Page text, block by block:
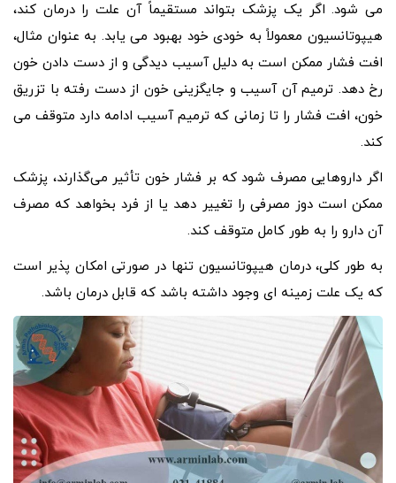
می شود. اگر یک پزشک بتواند مستقیماً آن علت را درمان کند،
هیپوتانسیون معمولاً به خودی خود بهبود می یابد. به عنوان مثال،
افت فشار ممکن است به دلیل آسیب دیدگی و از دست دادن خون
رخ دهد. ترمیم آن آسیب و جایگزینی خون از دست رفته با تزریق
خون، افت فشار را تا زمانی که ترمیم آسیب ادامه دارد متوقف می
کند.
اگر داروهایی مصرف شود که بر فشار خون تأثیر می‌گذارند، پزشک
ممکن است دوز مصرفی را تغییر دهد یا از فرد بخواهد که مصرف
آن دارو را به طور کامل متوقف کند.
به طور کلی، درمان هیپوتانسیون تنها در صورتی امکان پذیر است
که یک علت زمینه ای وجود داشته باشد که قابل درمان باشد.